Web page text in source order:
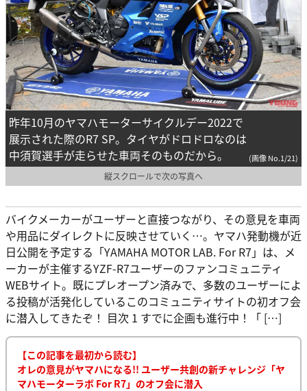
昨年10月のヤマハモーターサイクルデー2022で
展示された際のR7 SP。タイヤがドロドロなのは
中須賀選手が走らせた車両そのものだから。
(画像 No.1/21)
縦スクロールで次の写真へ
バイクメーカーがユーザーと直接つながり、その意見を車両
や用品にダイレクトに反映させていく…。ヤマハ発動機が近
日公開を予定する「YAMAHA MOTOR LAB. For R7」は、メ
ーカーが主催するYZF-R7ユーザーのファンコミュニティ
WEBサイト。既にプレオープン済みで、多数のユーザーによ
る投稿が活発化しているこのコミュニティサイトの初オフ会
に潜入してきたぞ！ 目次 1 すでに企画も進行中！「 […]
【この記事を最初から読む】
オレの意見がヤマハになる!! ユーザー共創の新チャレンジ「ヤ
マハモーターラボ For R7」のオフ会に潜入